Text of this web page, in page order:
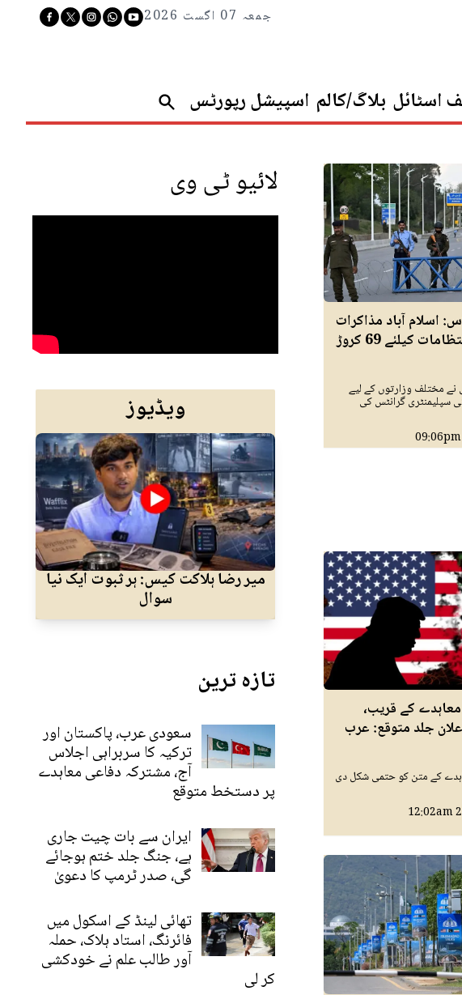
جمعہ 07 اگست 2026
اسٹائل بلاگ/کالم اسپیشل رپورٹس
اسلام آباد مذاکرات
کے سیکیورٹی انتظامات کیلئے 69 کروڑ
نے مختلف وزارتوں کے لیے
سپلیمنٹری گرانٹس کی
09:06pm
معاہدے کے قریب،
جلد متوقع: عرب
کے متن کو حتمی شکل دی
12:02am
لائیو ٹی وی
ویڈیوز
میر رضا ہلاکت کیس: ہر ثبوت ایک نیا
سوال
تازہ ترین
سعودی عرب، پاکستان اور
ترکیہ کا سربراہی اجلاس
آج، مشترکہ دفاعی معاہدے
پر دستخط متوقع
ایران سے بات چیت جاری
ہے، جنگ جلد ختم ہوجائے
گی، صدر ٹرمپ کا دعویٰ
تھائی لینڈ کے اسکول میں
فائرنگ، استاد ہلاک، حملہ
آور طالب علم نے خودکشی
کر لی